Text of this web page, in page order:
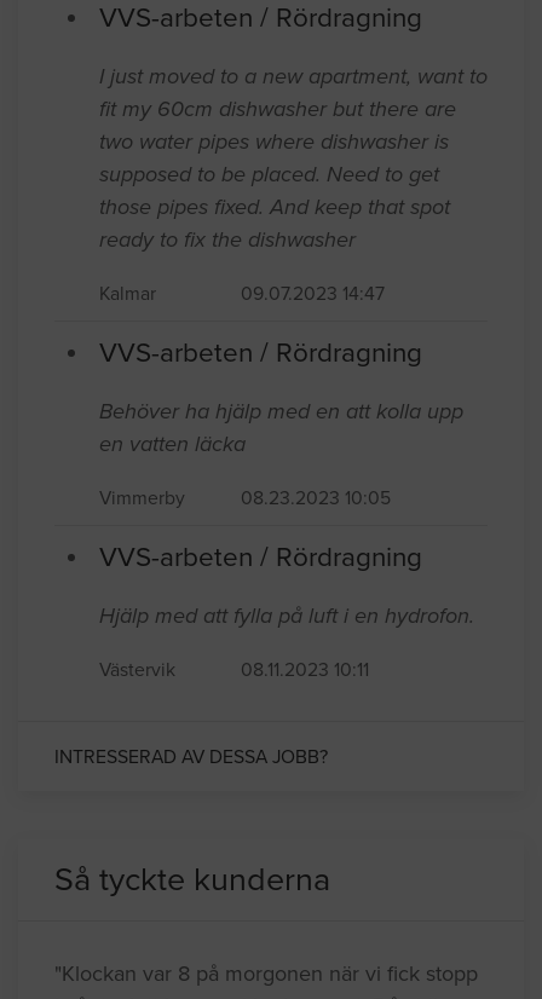
VVS-arbeten / Rördragning
I just moved to a new apartment, want to
fit my 60cm dishwasher but there are
two water pipes where dishwasher is
supposed to be placed. Need to get
those pipes fixed. And keep that spot
ready to fix the dishwasher
Kalmar 09.07.2023 14:47
VVS-arbeten / Rördragning
Behöver ha hjälp med en att kolla upp
en vatten läcka
Vimmerby 08.23.2023 10:05
VVS-arbeten / Rördragning
Hjälp med att fylla på luft i en hydrofon.
Västervik 08.11.2023 10:11
INTRESSERAD AV DESSA JOBB?
Så tyckte kunderna
"Klockan var 8 på morgonen när vi fick stopp